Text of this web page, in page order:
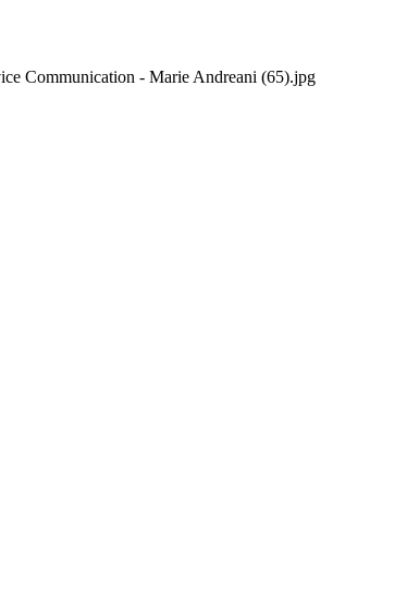
Communication - Marie Andreani (65).jpg